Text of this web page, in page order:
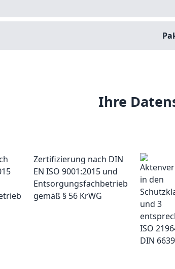
Ihre
Zertifizierung nach DIN
EN ISO 9001:2015 und
Entsorgungsfachbetrieb
gemäß § 56 KrWG